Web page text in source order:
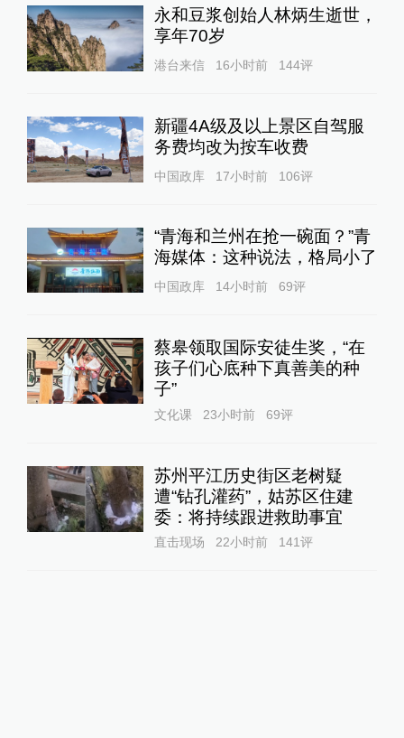
永和豆浆创始人林炳生逝世，
享年70岁
港台来信 16小时前 144评
新疆4A级及以上景区自驾服
务费均改为按车收费
中国政库 17小时前 106评
“青海和兰州在抢一碗面？”青
海媒体：这种说法，格局小了
中国政库 14小时前 69评
蔡皋领取国际安徒生奖，“在
孩子们心底种下真善美的种
子”
文化课 23小时前 69评
苏州平江历史街区老树疑
遭“钻孔灌药”，姑苏区住建
委：将持续跟进救助事宜
直击现场 22小时前 141评